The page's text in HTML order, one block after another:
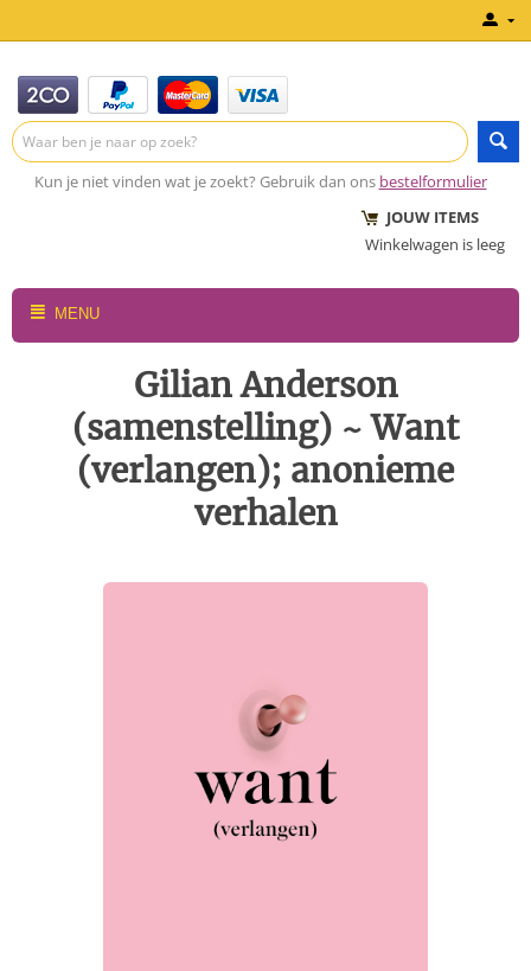
Kun je niet vinden wat je zoekt? Gebruik dan ons bestelformulier
JOUW ITEMS
Winkelwagen is leeg
MENU
Gilian Anderson
(samenstelling) ~ Want
(verlangen); anonieme
verhalen